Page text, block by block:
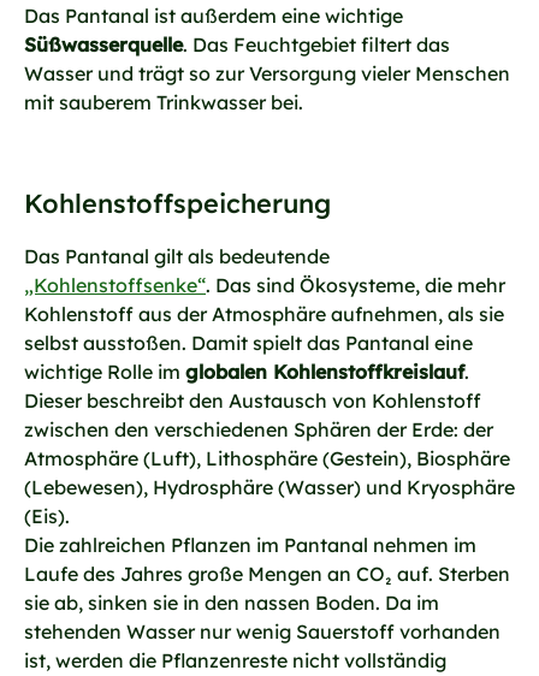
Das Pantanal ist außerdem eine wichtige
Süßwasserquelle. Das Feuchtgebiet filtert das
Wasser und trägt so zur Versorgung vieler Menschen
mit sauberem Trinkwasser bei.
Kohlenstoffspeicherung
Das Pantanal gilt als bedeutende
„Kohlenstoffsenke“. Das sind Ökosysteme, die mehr
Kohlenstoff aus der Atmosphäre aufnehmen, als sie
selbst ausstoßen. Damit spielt das Pantanal eine
wichtige Rolle im globalen Kohlenstoffkreislauf.
Dieser beschreibt den Austausch von Kohlenstoff
zwischen den verschiedenen Sphären der Erde: der
Atmosphäre (Luft), Lithosphäre (Gestein), Biosphäre
(Lebewesen), Hydrosphäre (Wasser) und Kryosphäre
(Eis).
Die zahlreichen Pflanzen im Pantanal nehmen im
Laufe des Jahres große Mengen an CO₂ auf. Sterben
sie ab, sinken sie in den nassen Boden. Da im
stehenden Wasser nur wenig Sauerstoff vorhanden
ist, werden die Pflanzenreste nicht vollständig